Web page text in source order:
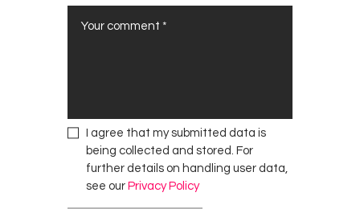
I agree that my submitted data is
being collected and stored. For
further details on handling user data,
see our Privacy Policy